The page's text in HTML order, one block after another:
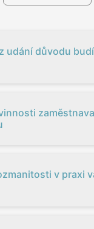
udání důvodu
v praxi